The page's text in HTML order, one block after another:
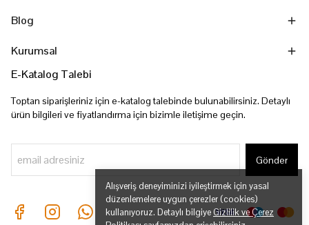
Alışveriş deneyiminizi iyileştirmek için yasal
düzenlemelere uygun çerezler (cookies)
kullanıyoruz. Detaylı bilgiye Gizlilik ve Çerez
Blog
Kurumsal
E-Katalog Talebi
Toptan siparişleriniz için e-katalog talebinde bulunabilirsiniz. Detaylı
ürün bilgileri ve fiyatlandırma için bizimle iletişime geçin.
Gönder